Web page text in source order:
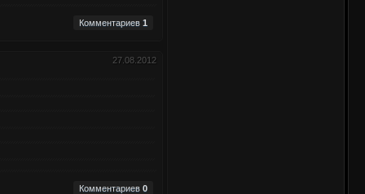
Комментариев 1
27.08.2012
Комментариев 0